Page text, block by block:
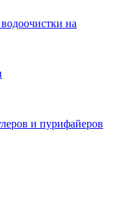
на
и пурифайеров